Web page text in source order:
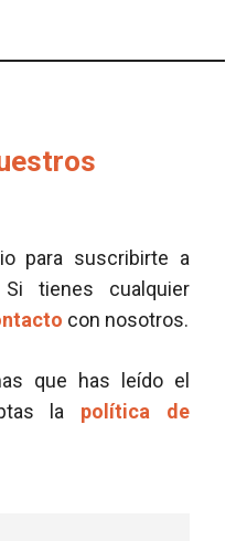
para suscribirte a
tienes cualquier
con nosotros.
que has leído el
la política de